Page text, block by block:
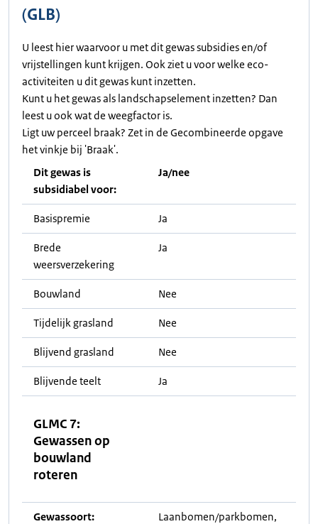
(GLB)
U leest hier waarvoor u met dit gewas subsidies en/of
vrijstellingen kunt krijgen. Ook ziet u voor welke eco-
activiteiten u dit gewas kunt inzetten.
Kunt u het gewas als landschapselement inzetten? Dan
leest u ook wat de weegfactor is.
Ligt uw perceel braak? Zet in de Gecombineerde opgave
het vinkje bij 'Braak'.
Dit gewas is
subsidiabel voor:
Ja/nee
Basispremie Ja
Brede
weersverzekering
Ja
Bouwland Nee
Tijdelijk grasland Nee
Blijvend grasland Nee
Blijvende teelt Ja
GLMC 7:
Gewassen op
bouwland
roteren
Gewassoort: Laanbomen/parkbomen,